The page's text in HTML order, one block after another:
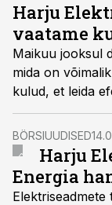
Harju
vaatame
Maikuu jooksul
mida on
kulud, et leida
finantsjuht Priit
BÖRSIUUDISED
Harju
Energia